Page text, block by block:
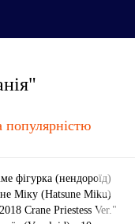
популярністю